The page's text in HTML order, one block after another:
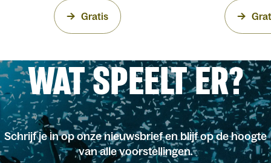
Gratis
WAT SPEELT ER?
Schrijf je in op onze nieuwsbrief en blijf op de hoogte
van alle voorstellingen.